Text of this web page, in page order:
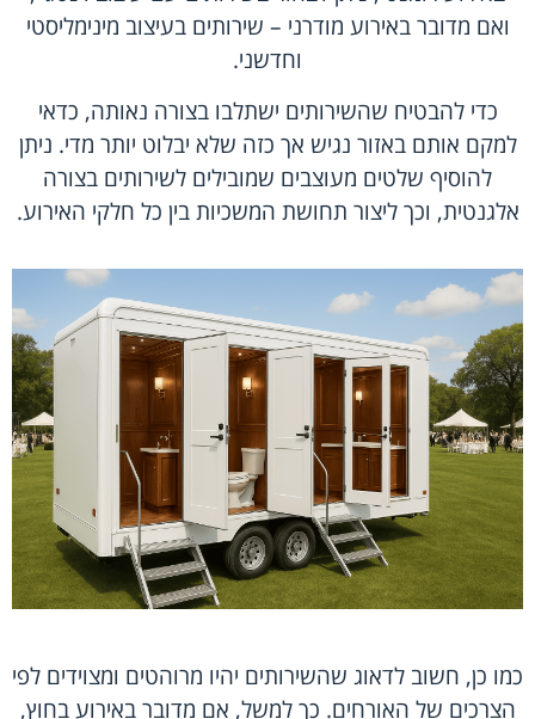
ואם מדובר באירוע מודרני – שירותים בעיצוב מינימליסטי
וחדשני.
כדי להבטיח שהשירותים ישתלבו בצורה נאותה, כדאי
למקם אותם באזור נגיש אך כזה שלא יבלוט יותר מדי. ניתן
להוסיף שלטים מעוצבים שמובילים לשירותים בצורה
אלגנטית, וכך ליצור תחושת המשכיות בין כל חלקי האירוע.
כמו כן, חשוב לדאוג שהשירותים יהיו מרוהטים ומצוידים לפי
הצרכים של האורחים. כך למשל, אם מדובר באירוע בחוץ,